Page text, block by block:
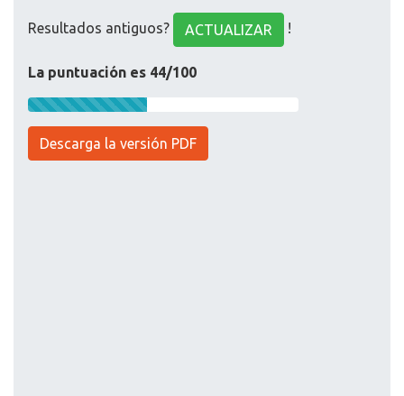
Resultados antiguos? ACTUALIZAR !
La puntuación es 44/100
Descarga la versión PDF